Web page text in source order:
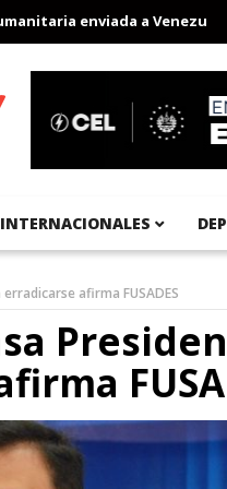
enviada a Venezuela
INTERNACIONALES
afirma FUSADES